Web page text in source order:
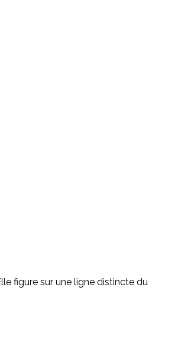
figure sur une ligne distincte du